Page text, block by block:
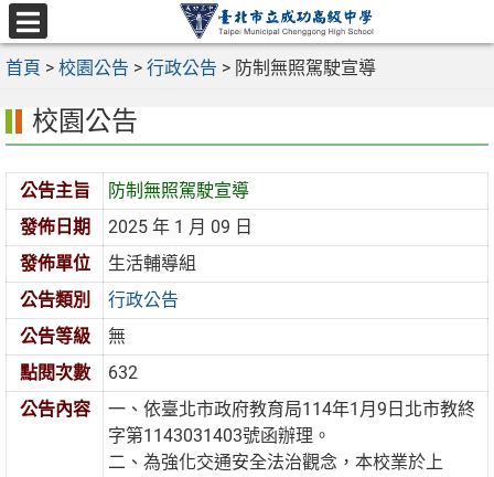
跳
至
主
容
區
選
單
首頁 > 校園公告 > 行政公告 > 防制無照駕駛宣導
校園公告
公告主旨
防制無照駕駛宣導
發佈日期
2025 年 1 月 09 日
發佈單位
生活輔導組
公告類別
行政公告
公告等級
無
點閱次數
632
公告內容
一、依臺北市政府教育局114年1月9日北市教終
字第1143031403號函辦理。
二、為強化交通安全法治觀念，本校業於上